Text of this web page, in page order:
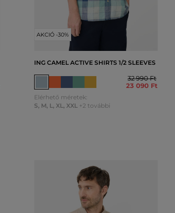
AKCIÓ -30%
ING CAMEL ACTIVE SHIRTS 1/2 SLEEVES
32 990 Ft
23 090 Ft
Elérhető méretek:
S, M, L, XL, XXL +2 további